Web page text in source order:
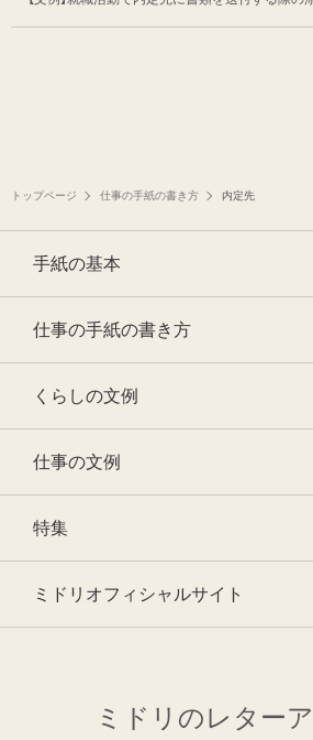
トップページ 仕事の手紙の書き方 内定先
手紙の基本
仕事の手紙の書き方
くらしの文例
仕事の文例
特集
ミドリオフィシャルサイト
ミドリのレター
ミドリオフィシャルサイト